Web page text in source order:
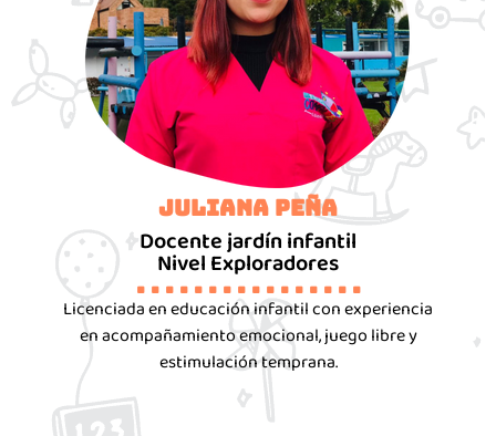
Juliana Peña
Docente jardín infantil
Nivel Exploradores
. . . . . . . . . . . . . . . .
Licenciada en educación infantil con experiencia
en acompañamiento emocional, juego libre y
estimulación temprana.